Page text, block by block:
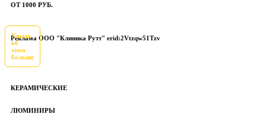
ОТ 1000 РУБ.
Реклама ООО "Клиника Рутт" erid:2Vtzqw51Tzv
Узнать
об
этом
больше
КЕРАМИЧЕСКИЕ
ЛЮМИНИРЫ